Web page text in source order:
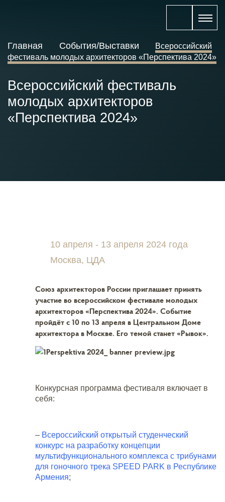
Главная События/Выставки
Всероссийский
фестиваль молодых архитекторов «Перспектива 2024»
Всероссийский фестиваль
молодых архитекторов
«Перспектива 2024»
10 апреля - 13 апреля 2024 года
Москва, ЦДА
Союз архитекторов России приглашает принять
участие во всероссийском фестивале молодых
архитекторов «Перспектива 2024». Событие
пройдёт с 10 по 13 апреля в Центральном Доме
архитектора в Москве. Его темой станет «Рывок».
Конкурсная программа фестиваля включает в
себя:
– Всероссийский открытый студенческий
конкурс на разработку концепции
мультифункционального комплекса с трибунами
для гоночного трека SPEED PARK в Республике
Армения;